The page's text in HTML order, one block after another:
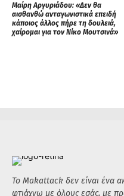
Μαίρη Αργυριάδου: «Δεν θα
αισθανθώ ανταγωνιστικά επειδή
κάποιος άλλος πήρε τη δουλειά,
χαίρομαι για τον Νίκο Μουτσινά»
Το Makattack δεν είναι ένα
φτιάχνω με όλους εσάς, με